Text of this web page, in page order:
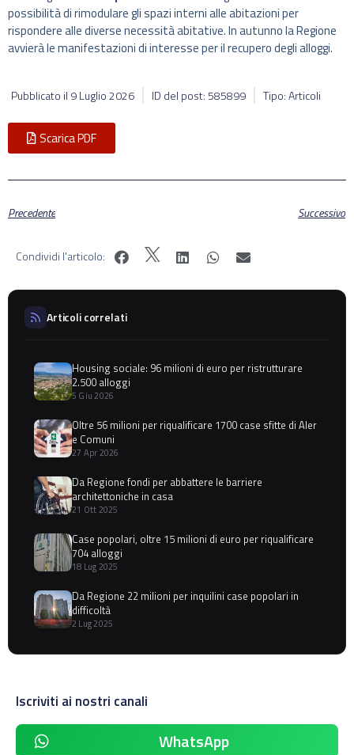
possibilità di rimodulare gli spazi interni alle abitazioni per
rispondere alle diverse necessità abitative. In autunno la Regione
avvierà le manifestazioni di interesse per il recupero degli alloggi.
Pubblicato il 9 Luglio 2026 ID del post: 585899 Tipo: Articoli
Scarica PDF
Precedente Successivo
Condividi l'articolo:
Articoli correlati
Housing sociale: 96 milioni di euro per ristrutturare
2.500 alloggi
5 Giu 2026
Oltre 56 milioni per riqualificare 1700 case sfitte di Aler
e Comuni
27 Apr 2026
Da Regione fondi per abbattere le barriere
architettoniche in casa
21 Ott 2025
Case popolari, oltre 15 milioni di euro per riqualificare
704 alloggi
18 Lug 2025
Da Regione 22 milioni per inquilini case popolari in
difficoltà
2 Lug 2025
Iscriviti ai nostri canali
WhatsApp